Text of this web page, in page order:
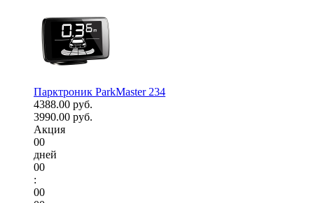
Парктроник ParkMaster 234
4388.00 руб.
3990.00 руб.
Акция
00
дней
00
:
00